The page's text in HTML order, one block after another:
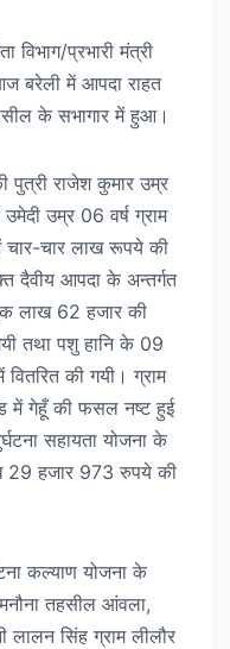
विभाग/प्रभारी मंत्री
बरेली में आपदा राहत
के सभागार में हुआ।
पुत्री राजेश कुमार उम्र
उमेदी उम्र 06 वर्ष ग्राम
चार-चार लाख रूपये की
दैवीय आपदा के अन्तर्गत
लाख 62 हजार की
तथा पशु हानि के 09
की गयी। ग्राम
में गेहूँ की फसल नष्ट हुई
सहायता योजना के
29 हजार 973 रुपये की
कल्याण योजना के
तहसील आंवला,
लालन सिंह ग्राम लीलौर